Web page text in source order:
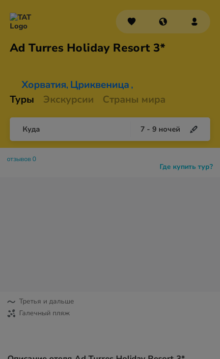
Ad Turres Holiday Resort 3*
Хорватия, Цриквеница ,
Туры Экскурсии Страны мира
Куда 7 - 9 ночей
Где купить тур?
отзывов 0
Третья и дальше
Галечный пляж